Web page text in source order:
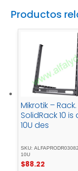
Productos
Mikrotik –
SolidRack 10 is
10U des
SKU:
10U
$88.22